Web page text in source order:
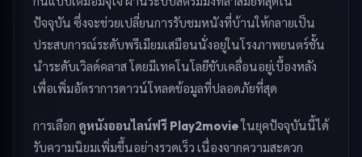
ปัจจุบัน ซึ่งจะช่วยเปลี่ยนการรับชมหนังที่บ้านให้กลายเป็น
ประสบการณ์ระดับพรีเมียมเสมือนนั่งอยู่ในโรงภาพยนตร์ชั้น
นำระดับเวิลด์คลาส โดยมีเทคโนโลยีขับเคลื่อนอยู่เบื้องหลัง
เพื่อเพิ่มอัตราการดาวน์โหลดข้อมูลที่ปลอดภัยที่สุด
การเลือก ดูหนังออนไลน์ฟรี Play2movieในยุคปัจจุบันนี้ได้
รับความนิยมเพิ่มขึ้นอย่างรวดเร็ว เนื่องจากความสะดวก